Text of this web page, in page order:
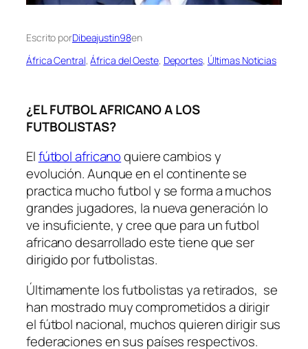
Escrito porDibeajustin98en
África Central, África del Oeste, Deportes, Últimas Noticias
¿EL FUTBOL AFRICANO A LOS
FUTBOLISTAS?
Elfútbol africanoquiere cambios y
evolución. Aunque en el continente se
practica mucho futbol y se forma a muchos
grandes jugadores, la nueva generación lo
ve insuficiente, y cree que para un futbol
africano desarrollado este tiene que ser
dirigido por futbolistas.
Últimamente los futbolistas ya retirados, se
han mostrado muy comprometidos a dirigir
el fútbol nacional, muchos quieren dirigir sus
federaciones en sus países respectivos.